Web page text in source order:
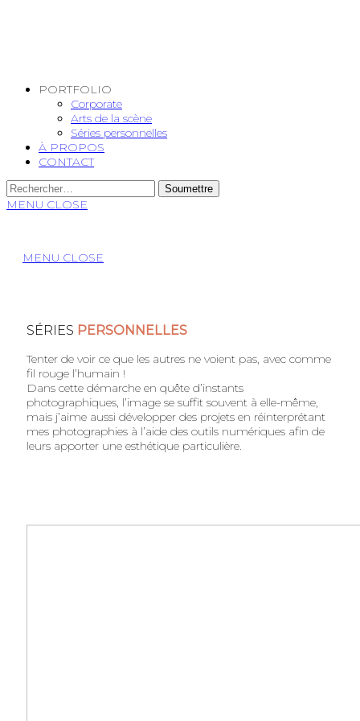
PORTFOLIO
Corporate
Arts de la scène
Séries personnelles
À PROPOS
CONTACT
MENU CLOSE
MENU CLOSE
SÉRIES PERSONNELLES
Tenter de voir ce que les autres ne voient pas, avec comme
fil rouge l’humain !
Dans cette démarche en quête d’instants
photographiques, l’image se suffit souvent à elle-même,
mais j’aime aussi développer des projets en réinterprétant
mes photographies à l’aide des outils numériques afin de
leurs apporter une esthétique particulière.